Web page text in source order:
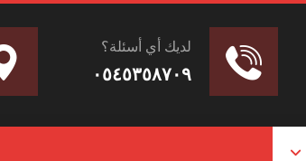
لديك أي أسئلة؟
٠٥٤٥٣٥٨٧٠٩